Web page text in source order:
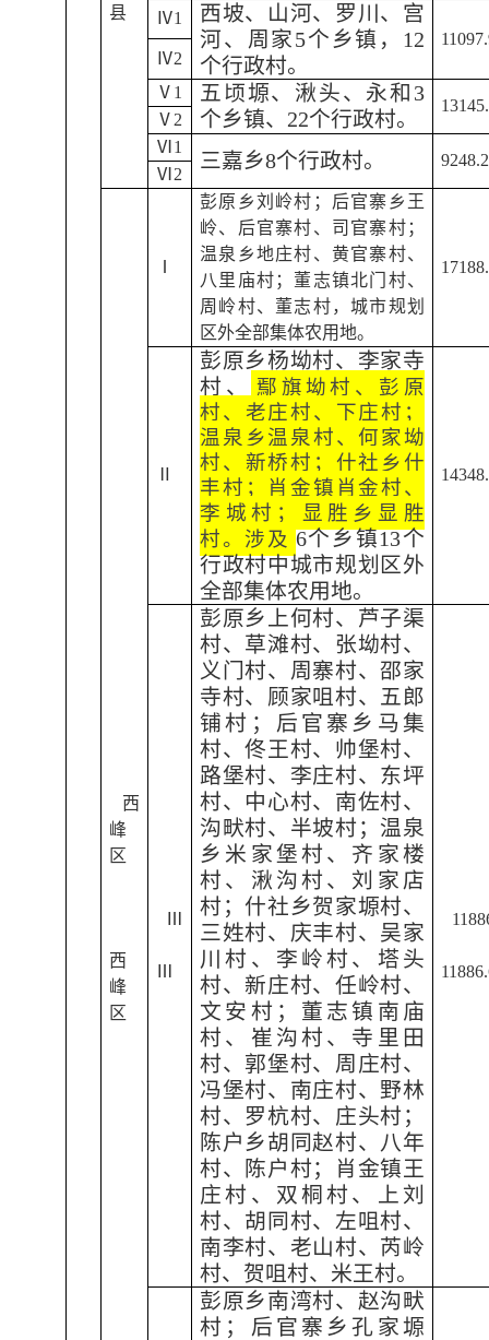
县
Ⅳ1
西坡、山河、罗川、宫
河、周家5个乡镇，12
个行政村。
Ⅳ2
Ⅴ1
五顷塬、湫头、永和3
个乡镇、22个行政村。
Ⅴ2
Ⅵ1
三嘉乡8个行政村。
Ⅵ2
西
峰
区
西
峰
区
彭原乡刘岭村；后官寨乡王
岭、后官寨村、司官寨村；
温泉乡地庄村、黄官寨村、
八里庙村；董志镇北门村、
周岭村、董志村，城市规划
区外全部集体农用地。
彭原乡杨坳村、李家寺
村、
鄢旗坳村、彭原
村、老庄村、下庄村；
温泉乡温泉村、何家坳
村、新桥村；什社乡什
丰村；肖金镇肖金村、
李城村；显胜乡显胜
村。涉及 6个乡镇13个
行政村中城市规划区外
全部集体农用地。
彭原乡上何村、芦子渠
村、草滩村、张坳村、
义门村、周寨村、邵家
寺村、顾家咀村、五郎
铺村；后官寨乡马集
村、佟王村、帅堡村、
路堡村、李庄村、东坪
村、中心村、南佐村、
沟畎村、半坡村；温泉
乡米家堡村、齐家楼
村、湫沟村、刘家店
村；什社乡贺家塬村、
三姓村、庆丰村、吴家
川村、李岭村、塔头
村、新庄村、任岭村、
文安村；董志镇南庙
村、崔沟村、寺里田
村、郭堡村、周庄村、
冯堡村、南庄村、野林
村、罗杭村、庄头村；
陈户乡胡同赵村、八年
村、陈户村；肖金镇王
庄村、双桐村、上刘
村、胡同村、左咀村、
南李村、老山村、芮岭
村、贺咀村、米王村。
彭原乡南湾村、赵沟畎
村；后官寨乡孔家塬